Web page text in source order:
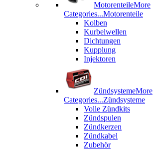
MotorenteileMore
Categories...Motorenteile
Kolben
Kurbelwellen
Dichtungen
Kupplung
Injektoren
ZündsystemeMore
Categories...Zündsysteme
Volle Zündkits
Zündspulen
Zündkerzen
Zündkabel
Zubehör